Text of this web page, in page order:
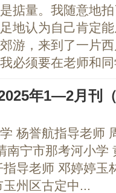
掂量。我随意地
地认为自己肯定
游，来到了一片
必须要在老师和
2025年1—2月刊
杨誉航指导老师
南宁市那考河小学
导老师 邓婷婷玉
州区古定中...